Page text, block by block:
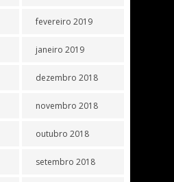
fevereiro 2019
janeiro 2019
dezembro 2018
novembro 2018
outubro 2018
setembro 2018